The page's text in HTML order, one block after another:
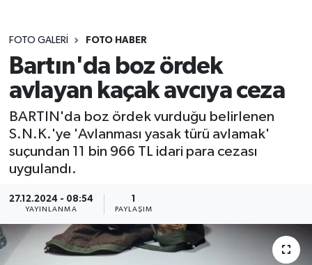
FOTO GALERI FOTO HABER
Bartın'da boz ördek
avlayan kaçak avcıya ceza
BARTIN'da boz ördek vurduğu belirlenen
S.N.K.'ye 'Avlanması yasak türü avlamak'
suçundan 11 bin 966 TL idari para cezası
uygulandı.
27.12.2024 - 08:54
YAYINLANMA
1
PAYLAŞIM
Eğitim
Ekonomi
Güncel
Kültür-Sanat
Medya
Sağlık
Bartın Trafik Yoğunluk Haritası
Süper Lig Puan Durumu ve Fikstür
Tüm Manşetler
Son Dakika Haberleri